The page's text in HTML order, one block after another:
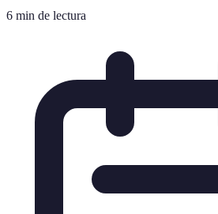
6 min de lectura